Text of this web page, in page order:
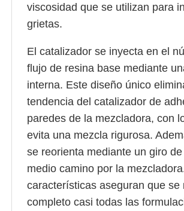
viscosidad que se utilizan para
grietas.
El catalizador se inyecta en el
flujo de resina base mediante
interna. Este diseño único
tendencia del catalizador de
paredes de la mezcladora, con
evita una mezcla rigurosa.
se reorienta mediante un giro de
medio camino por la
características aseguran que se
completo casi todas las